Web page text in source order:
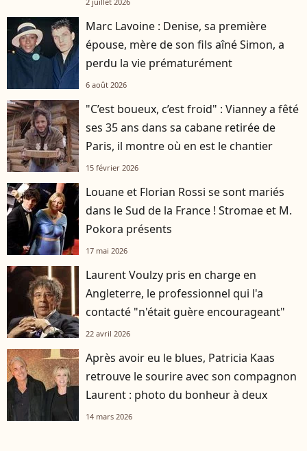
Marc Lavoine : Denise, sa première
épouse, mère de son fils aîné Simon, a
perdu la vie prématurément
6 août 2026
"C’est boueux, c’est froid" : Vianney a fêté
ses 35 ans dans sa cabane retirée de
Paris, il montre où en est le chantier
15 février 2026
Louane et Florian Rossi se sont mariés
dans le Sud de la France ! Stromae et M.
Pokora présents
17 mai 2026
Laurent Voulzy pris en charge en
Angleterre, le professionnel qui l'a
contacté "n'était guère encourageant"
22 avril 2026
Après avoir eu le blues, Patricia Kaas
retrouve le sourire avec son compagnon
Laurent : photo du bonheur à deux
14 mars 2026